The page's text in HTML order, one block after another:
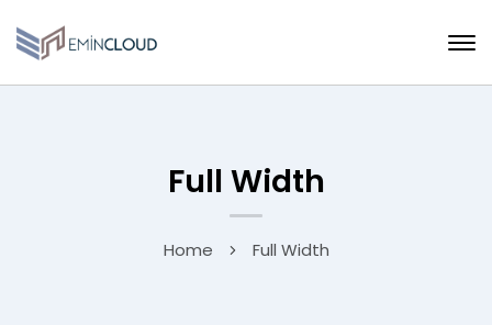
Full Width
Home Full Width